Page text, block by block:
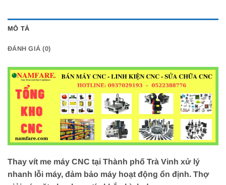
MÔ TẢ
ĐÁNH GIÁ (0)
Thay vít me máy CNC tại Thành phố Trà Vinh xử lý
nhanh lỗi máy, đảm bảo máy hoạt động ổn định. Thợ